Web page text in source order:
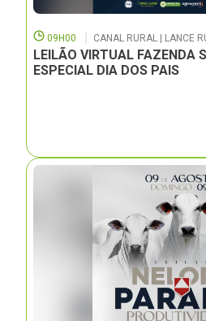
09H00 CANAL RURAL | LANCE
LEILÃO VIRTUAL FAZENDA
ESPECIAL DIA DOS PAIS